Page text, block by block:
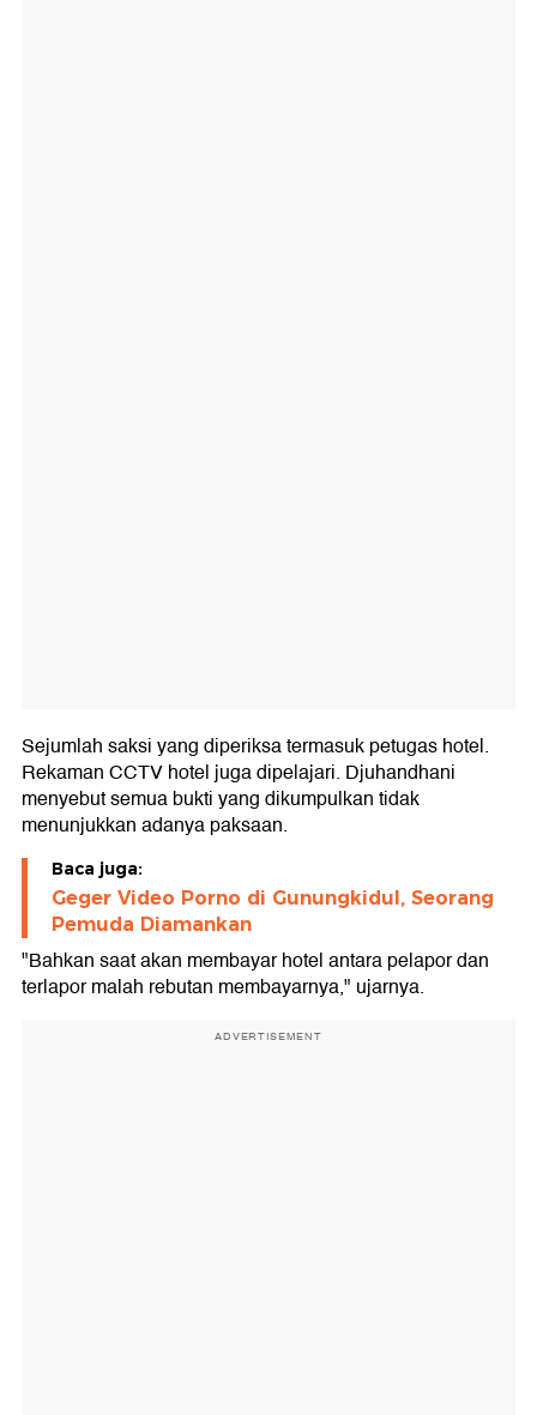
Sejumlah saksi yang diperiksa termasuk petugas hotel.
Rekaman CCTV hotel juga dipelajari. Djuhandhani
menyebut semua bukti yang dikumpulkan tidak
menunjukkan adanya paksaan.
Baca juga:
Geger Video Porno di Gunungkidul, Seorang
Pemuda Diamankan
"Bahkan saat akan membayar hotel antara pelapor dan
terlapor malah rebutan membayarnya," ujarnya.
ADVERTISEMENT